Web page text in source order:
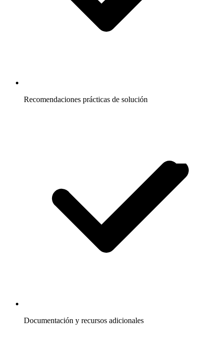
Recomendaciones prácticas de solución
Documentación y recursos adicionales